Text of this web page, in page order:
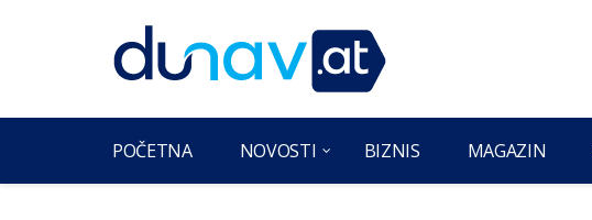
POČETNA NOVOSTI BIZNIS MAGAZIN